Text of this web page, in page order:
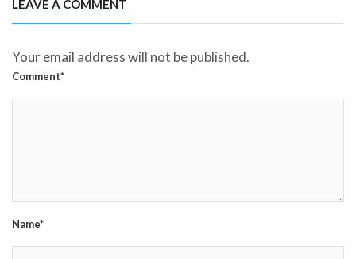
LEAVE A COMMENT
Your email address will not be published.
Comment*
Name*